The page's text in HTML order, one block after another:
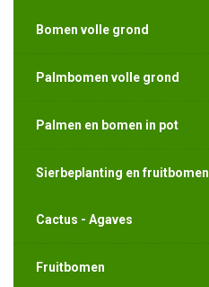
Bomen volle grond
Palmbomen volle grond
Palmen en bomen in pot
Sierbeplanting en fruitbomen
Cactus - Agaves
Fruitbomen